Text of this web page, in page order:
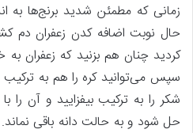
زمانی که مطمئن شدید برنج‌ها به
حال نوبت اضافه کدن زعفران دم
کردید چنان هم بزنید که زعفران به
سپس می‌توانید کره را هم به ترکیب
شکر را به ترکیب بیفزایید و آن را
حل شود و به حالت دانه باقی